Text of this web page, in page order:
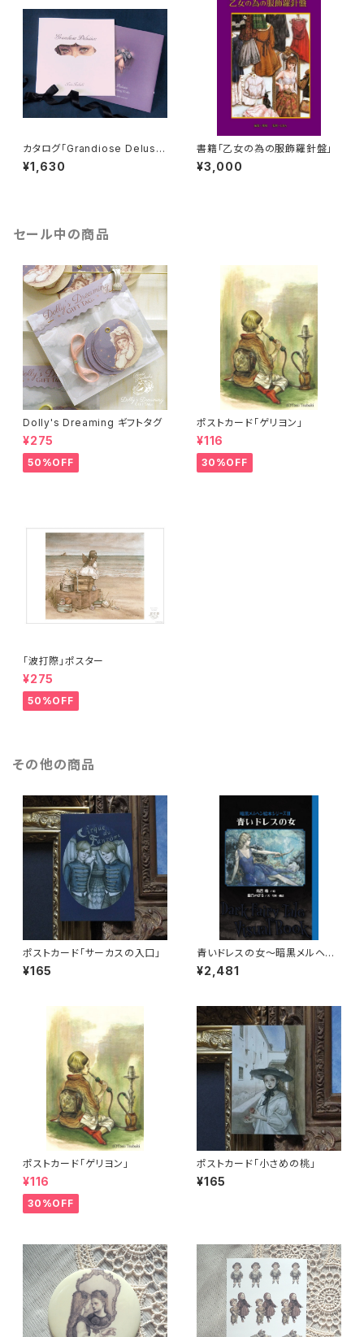
カタログ「Grandiose Delusio
n」
¥1,630
書籍｢乙女の為の服飾羅針盤｣
¥3,000
セール中の商品
Dolly's Dreaming ギフトタグ
¥275
50%OFF
ポストカード「ゲリヨン」
¥116
30%OFF
「波打際」ポスター
¥275
50%OFF
その他の商品
ポストカード「サーカスの入口」
¥165
青いドレスの女〜暗黒メルヘン
絵本シリーズⅢ
¥2,481
ポストカード「ゲリヨン」
¥116
30%OFF
ポストカード「小さめの桃」
¥165